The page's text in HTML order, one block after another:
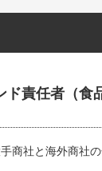
責任者（食
商社と海外商社の